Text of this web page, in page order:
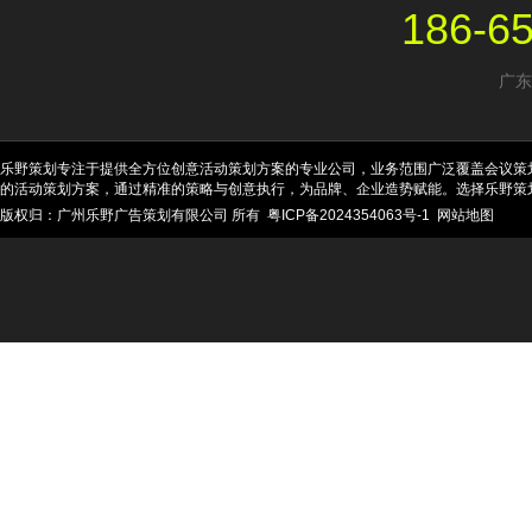
186-
广
乐野策划专注于提供全方位创意活动策划方案的专业公司，业务范围广泛覆盖会议
的活动策划方案，通过精准的策略与创意执行，为品牌、企业造势赋能。选择乐野
版权归：广州乐野广告策划有限公司 所有 粤ICP备2024354063号-1 网站地图